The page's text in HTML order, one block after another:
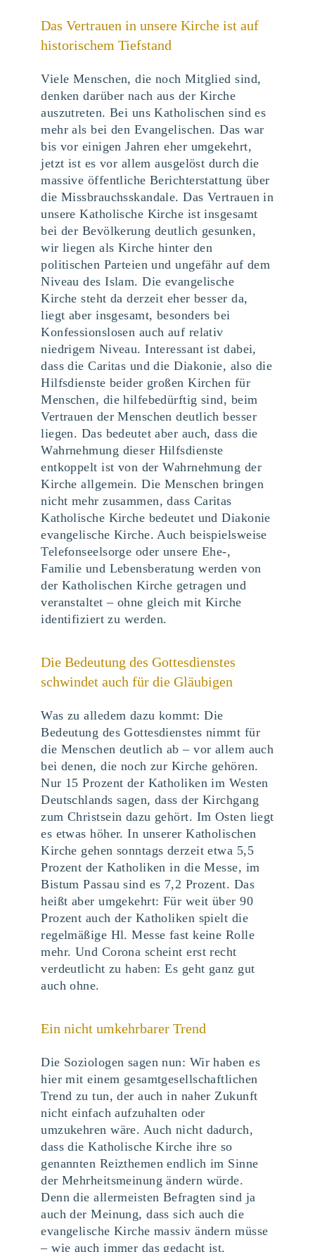
Das Vertrauen in unsere Kirche ist auf
historischem Tiefstand
Viele Menschen, die noch Mitglied sind,
denken darüber nach aus der Kirche
auszutreten. Bei uns Katholischen sind es
mehr als bei den Evangelischen. Das war
bis vor einigen Jahren eher umgekehrt,
jetzt ist es vor allem ausgelöst durch die
massive öffentliche Berichterstattung über
die Missbrauchsskandale. Das Vertrauen in
unsere Katholische Kirche ist insgesamt
bei der Bevölkerung deutlich gesunken,
wir liegen als Kirche hinter den
politischen Parteien und ungefähr auf dem
Niveau des Islam. Die evangelische
Kirche steht da derzeit eher besser da,
liegt aber insgesamt, besonders bei
Konfessionslosen auch auf relativ
niedrigem Niveau. Interessant ist dabei,
dass die Caritas und die Diakonie, also die
Hilfsdienste beider großen Kirchen für
Menschen, die hilfebedürftig sind, beim
Vertrauen der Menschen deutlich besser
liegen. Das bedeutet aber auch, dass die
Wahrnehmung dieser Hilfsdienste
entkoppelt ist von der Wahrnehmung der
Kirche allgemein. Die Menschen bringen
nicht mehr zusammen, dass Caritas
Katholische Kirche bedeutet und Diakonie
evangelische Kirche. Auch beispielsweise
Telefonseelsorge oder unsere Ehe-,
Familie und Lebensberatung werden von
der Katholischen Kirche getragen und
veranstaltet – ohne gleich mit Kirche
identifiziert zu werden.
Die Bedeutung des Gottesdienstes
schwindet auch für die Gläubigen
Was zu alledem dazu kommt: Die
Bedeutung des Gottesdienstes nimmt für
die Menschen deutlich ab – vor allem auch
bei denen, die noch zur Kirche gehören.
Nur 15 Prozent der Katholiken im Westen
Deutschlands sagen, dass der Kirchgang
zum Christsein dazu gehört. Im Osten liegt
es etwas höher. In unserer Katholischen
Kirche gehen sonntags derzeit etwa 5,5
Prozent der Katholiken in die Messe, im
Bistum Passau sind es 7,2 Prozent. Das
heißt aber umgekehrt: Für weit über 90
Prozent auch der Katholiken spielt die
regelmäßige Hl. Messe fast keine Rolle
mehr. Und Corona scheint erst recht
verdeutlicht zu haben: Es geht ganz gut
auch ohne.
Ein nicht umkehrbarer Trend
Die Soziologen sagen nun: Wir haben es
hier mit einem gesamtgesellschaftlichen
Trend zu tun, der auch in naher Zukunft
nicht einfach aufzuhalten oder
umzukehren wäre. Auch nicht dadurch,
dass die Katholische Kirche ihre so
genannten Reizthemen endlich im Sinne
der Mehrheitsmeinung ändern würde.
Denn die allermeisten Befragten sind ja
auch der Meinung, dass sich auch die
evangelische Kirche massiv ändern müsse
– wie auch immer das gedacht ist.